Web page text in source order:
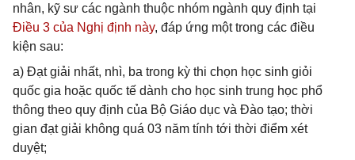
nhân, kỹ sư các ngành thuộc nhóm ngành quy định tại
Điều 3 của Nghị định này, đáp ứng một trong các điều
kiện sau:
a) Đạt giải nhất, nhì, ba trong kỳ thi chọn học sinh giỏi
quốc gia hoặc quốc tế dành cho học sinh trung học phổ
thông theo quy định của Bộ Giáo dục và Đào tạo; thời
gian đạt giải không quá 03 năm tính tới thời điểm xét
duyệt;